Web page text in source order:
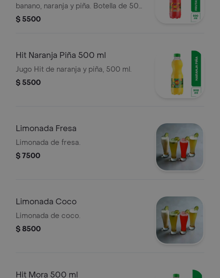
banano, naranja y piña. Botella de 500
ml.
$ 5500
Hit Naranja Piña 500 ml
Jugo Hit de naranja y piña, 500 ml.
$ 5500
Limonada Fresa
Limonada de fresa.
$ 7500
Limonada Coco
Limonada de coco.
$ 8500
Hit Mora 500 ml